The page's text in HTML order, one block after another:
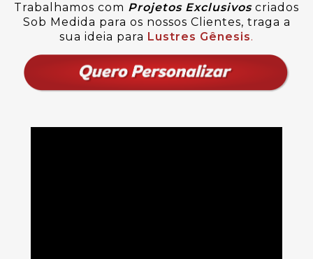
Trabalhamos com Projetos Exclusivoscriados
Sob Medida para os nossos Clientes, traga a
sua ideia para Lustres Gênesis.